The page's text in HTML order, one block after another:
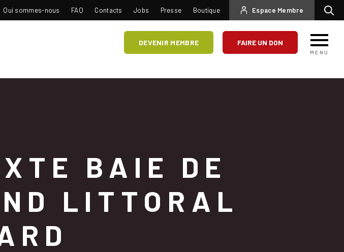
USER
ACCOUNT
MENU
Espace Membre
TOP
Qui sommes-nous FAQ Contacts Jobs Presse Boutique
DEVENIR MEMBRE FAIRE UN DON
MENU
BAIE DE
LITTORAL